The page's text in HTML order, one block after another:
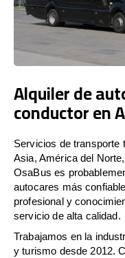
Alquiler de
conductor en
Servicios de transporte
Asia, América del
OsaBus es
autocares más
profesional y
servicio de alta calidad.
Trabajamos en la
y turismo desde 2012.